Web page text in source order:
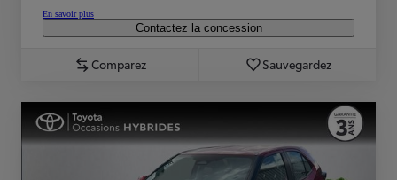
En savoir plus
Contactez la concession
Comparez Sauvegardez